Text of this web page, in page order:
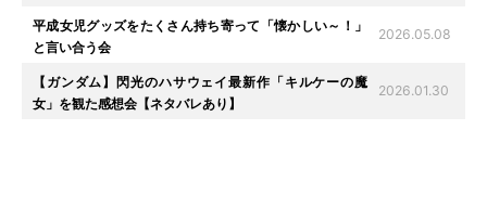
平成女児グッズをたくさん持ち寄って「懐かしい～！」
と言い合う会
2026.05.08
【ガンダム】閃光のハサウェイ最新作「キルケーの魔
女」を観た感想会【ネタバレあり】
2026.01.30